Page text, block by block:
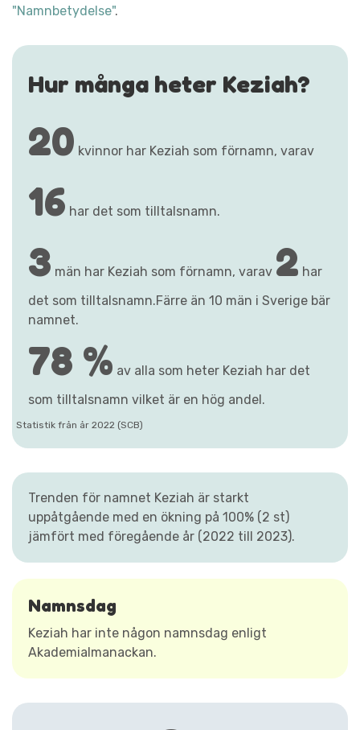
"Namnbetydelse".
Hur många heter Keziah?
20 kvinnor har Keziah som förnamn, varav
16 har det som tilltalsnamn.
3 män har Keziah som förnamn, varav 2 har
det som tilltalsnamn.Färre än 10 män i Sverige bär
namnet.
78 % av alla som heter Keziah har det
som tilltalsnamn vilket är en hög andel.
Statistik från år 2022 (SCB)
Trenden för namnet Keziah är starkt
uppåtgående med en ökning på 100% (2 st)
jämfört med föregående år (2022 till 2023).
Namnsdag
Keziah har inte någon namnsdag enligt
Akademialmanackan.